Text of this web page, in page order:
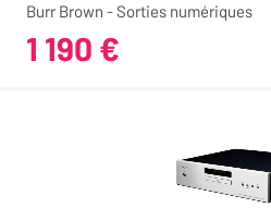
Burr Brown - Sorties numériques
1 190 €